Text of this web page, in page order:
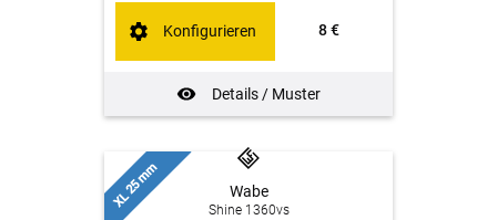
8 €
Details / Muster
Konfigurieren
Wabe
Shine 1360vs
XL 25 mm